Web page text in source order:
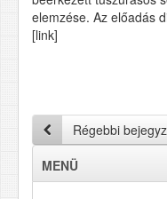
elemzése. Az előadás
[link]
Régebbi
MENÜ